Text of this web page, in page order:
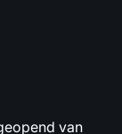
van